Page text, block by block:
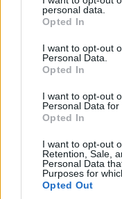
personal data.
Opted In
I want to opt-out
Personal Data.
Opted In
I want to opt-out
Personal Data for
Opted In
I want to opt-out
Retention, Sale,
Personal Data
Purposes for
Opted Out
visitatori presenti
riportato, una
la scelta di esibire
del memoriale,